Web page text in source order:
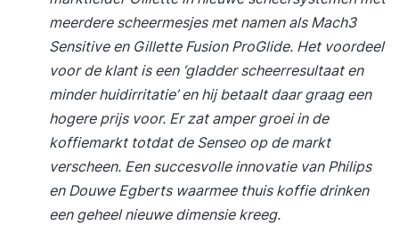
meerdere scheermesjes met namen als Mach3
Sensitive en Gillette Fusion ProGlide. Het voordeel
voor de klant is een ‘gladder scheerresultaat en
minder huidirritatie’ en hij betaalt daar graag een
hogere prijs voor. Er zat amper groei in de
koffiemarkt totdat de Senseo op de markt
verscheen. Een succesvolle innovatie van Philips
en Douwe Egberts waarmee thuis koffie drinken
een geheel nieuwe dimensie kreeg.